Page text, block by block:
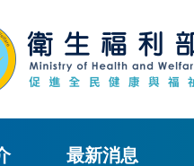
最新消息